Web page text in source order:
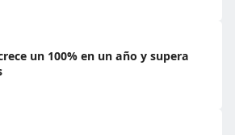
un 100% en un año y supera